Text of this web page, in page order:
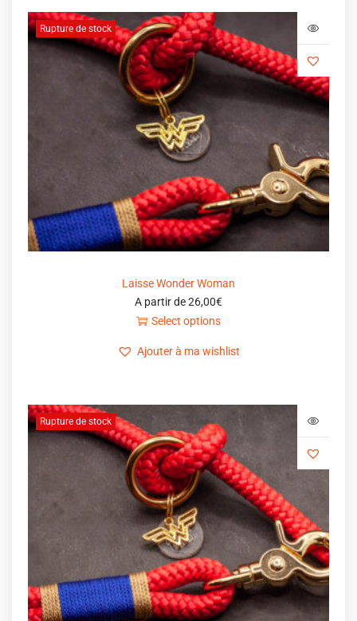
Rupture de stock
Laisse Wonder Woman
A partir de26,00€
Select options
Ajouter à ma wishlist
Rupture de stock